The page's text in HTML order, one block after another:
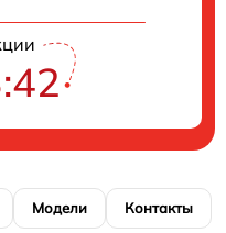
Модели Контакты